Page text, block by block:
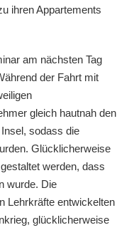
ihren Appartements
am nächsten Tag
der Fahrt mit
gleich hautnah den
sodass die
Glücklicherweise
werden, dass
wurde. Die
Lehrkräfte entwickelten
glücklicherweise